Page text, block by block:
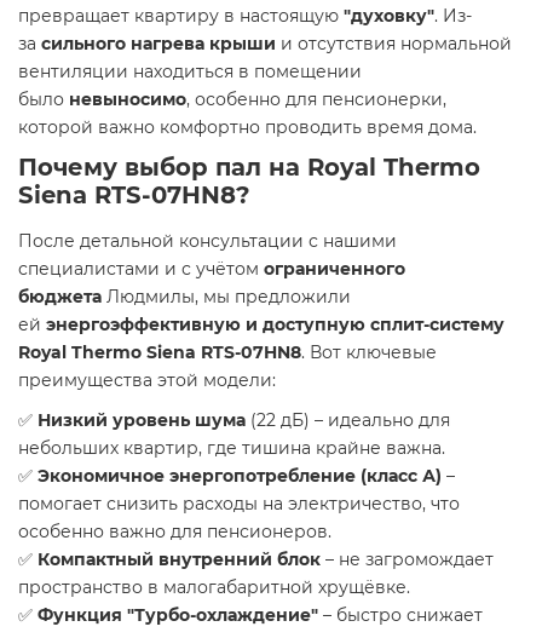
превращает квартиру в настоящую "духовку". Из-
за сильного нагрева крыши и отсутствия нормальной
вентиляции находиться в помещении
было невыносимо, особенно для пенсионерки,
которой важно комфортно проводить время дома.
Почему выбор пал на Royal Thermo
Siena RTS-07HN8?
После детальной консультации с нашими
специалистами и с учётом ограниченного
бюджета Людмилы, мы предложили
ей энергоэффективную и доступную сплит-систему
Royal Thermo Siena RTS-07HN8. Вот ключевые
преимущества этой модели:
✅ Низкий уровень шума (22 дБ) – идеально для
небольших квартир, где тишина крайне важна.
✅ Экономичное энергопотребление (класс А) –
помогает снизить расходы на электричество, что
особенно важно для пенсионеров.
✅ Компактный внутренний блок – не загромождает
пространство в малогабаритной хрущёвке.
✅ Функция "Турбо-охлаждение" – быстро снижает